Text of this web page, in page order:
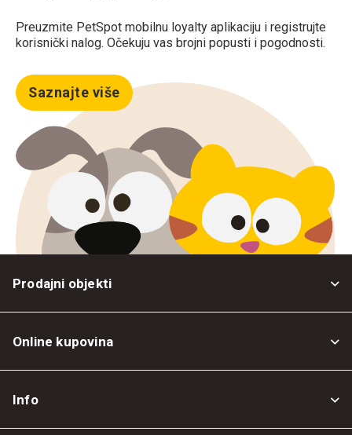
Preuzmite PetSpot mobilnu loyalty aplikaciju i registrujte
korisnički nalog. Očekuju vas brojni popusti i pogodnosti.
Saznajte više
Prodajni objekti
Online kupovina
Info